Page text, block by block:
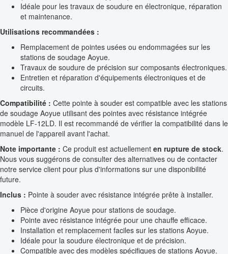
Idéale pour les travaux de soudure en électronique, réparation
et maintenance.
Utilisations recommandées :
Remplacement de pointes usées ou endommagées sur les
stations de soudage Aoyue.
Travaux de soudure de précision sur composants électroniques.
Entretien et réparation d'équipements électroniques et de
circuits.
Compatibilité : Cette pointe à souder est compatible avec les stations
de soudage Aoyue utilisant des pointes avec résistance intégrée
modèle LF-12LD. Il est recommandé de vérifier la compatibilité dans le
manuel de l'appareil avant l'achat.
Note importante : Ce produit est actuellement en rupture de stock.
Nous vous suggérons de consulter des alternatives ou de contacter
notre service client pour plus d'informations sur une disponibilité
future.
Inclus : Pointe à souder avec résistance intégrée prête à installer.
Pièce d'origine Aoyue pour stations de soudage.
Pointe avec résistance intégrée pour une chauffe efficace.
Installation et remplacement faciles sur les stations Aoyue.
Idéale pour la soudure électronique et de précision.
Compatible avec des modèles spécifiques de stations Aoyue.